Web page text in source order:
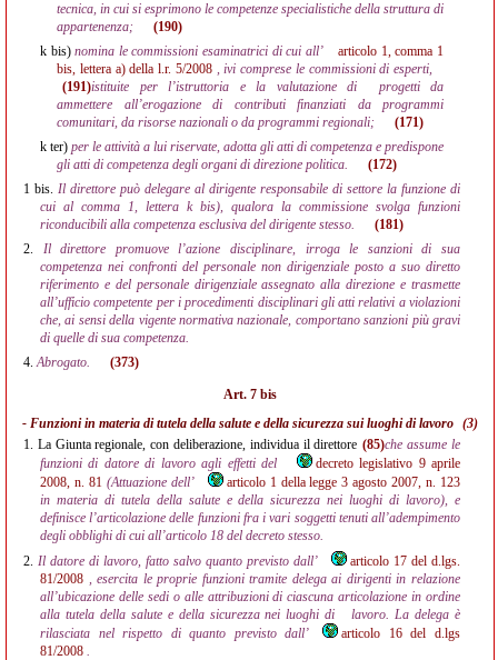
tecnica, in cui si esprimono le competenze specialistiche della struttura di
appartenenza;
(190)
k bis)nomina le commissioni esaminatrici di cui all’
articolo 1, comma 1
bis, lettera a) della l.r. 5/2008 , ivi comprese le commissioni di esperti,
(191)istituite per l’istruttoria e la valutazione di
progetti da
ammettere all’erogazione di contributi finanziati da programmi
comunitari, da risorse nazionali o da programmi regionali;
(171)
k ter) per le attività a lui riservate, adotta gli atti di competenza e predispone
gli atti di competenza degli organi di direzione politica.
(172)
1 bis. Il direttore può delegare al dirigente responsabile di settore la funzione di
cui al comma 1, lettera k bis), qualora la commissione svolga funzioni
riconducibili alla competenza esclusiva del dirigente stesso.
(181)
2. Il direttore promuove l’azione disciplinare, irroga le sanzioni di sua
competenza nei confronti del personale non dirigenziale posto a suo diretto
riferimento e del personale dirigenziale assegnato alla direzione e trasmette
all’ufficio competente per i procedimenti disciplinari gli atti relativi a violazioni
che, ai sensi della vigente normativa nazionale, comportano sanzioni più gravi
di quelle di sua competenza.
4. Abrogato. (373)
Art. 7 bis
- Funzioni in materia di tutela della salute e della sicurezza sui luoghi di lavoro (3)
1. La Giunta regionale, con deliberazione, individua il direttore (85)che assume le
funzioni di datore di lavoro agli effetti del
decreto legislativo 9 aprile
2008, n. 81 (Attuazione dell’
articolo 1 della legge 3 agosto 2007, n. 123
in materia di tutela della salute e della sicurezza nei luoghi di lavoro), e
definisce l’articolazione delle funzioni fra i vari soggetti tenuti all’adempimento
degli obblighi di cui all’articolo 18 del decreto stesso.
2. Il datore di lavoro, fatto salvo quanto previsto dall’
articolo 17 del d.lgs.
81/2008 , esercita le proprie funzioni tramite delega ai dirigenti in relazione
all’ubicazione delle sedi o alle attribuzioni di ciascuna articolazione in ordine
alla tutela della salute e della sicurezza nei luoghi di
lavoro. La delega è
rilasciata nel rispetto di quanto previsto dall’
articolo 16 del d.lgs
81/2008 .